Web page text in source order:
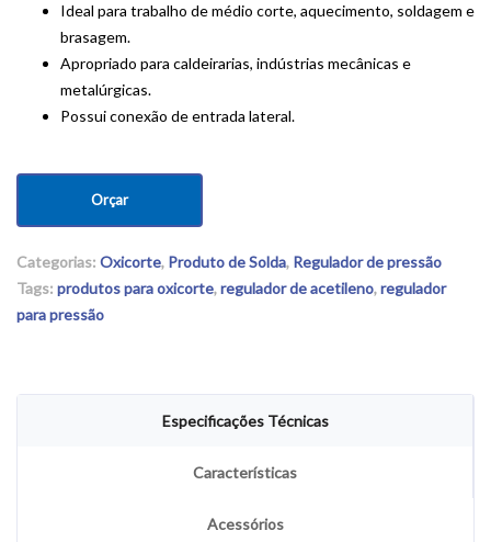
Ideal para trabalho de médio corte, aquecimento, soldagem e
brasagem.
Apropriado para caldeirarias, indústrias mecânicas e
metalúrgicas.
Possui conexão de entrada lateral.
Orçar
Categorias: Oxicorte, Produto de Solda, Regulador de pressão
Tags: produtos para oxicorte,regulador de acetileno,regulador
para pressão
Especificações Técnicas
Características
Acessórios